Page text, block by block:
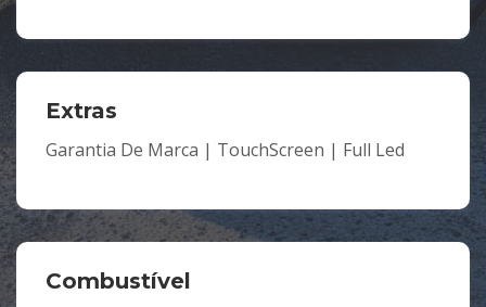
Extras
Garantia De Marca | TouchScreen | Full Led
Combustível